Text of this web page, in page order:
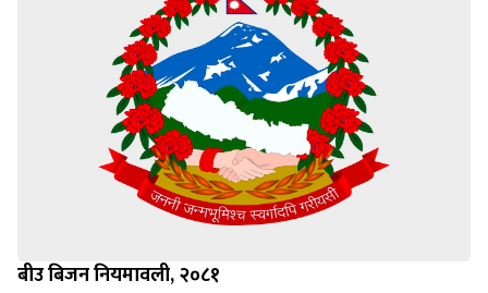
बीउ बिजन नियमावली, २०८१